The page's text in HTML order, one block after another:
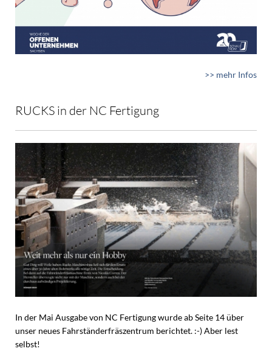
>> mehr Infos
RUCKS in der NC Fertigung
In der Mai Ausgabe von NC Fertigung wurde ab Seite 14 über
unser neues Fahrständerfräszentrum berichtet. :-) Aber lest
selbst!